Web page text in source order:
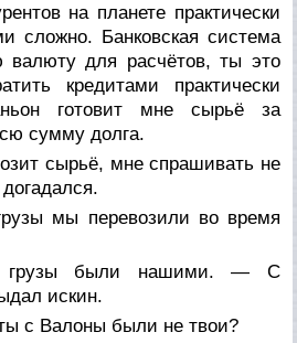
на планете практически
сложно. Банковская система
валюту для расчётов, ты это
кредитами практически
готовит мне сырьё за
сумму долга.
сырьё, мне спрашивать не
мы перевозили во время
грузы были нашими. — С
искин.
с Валоны были не твои?